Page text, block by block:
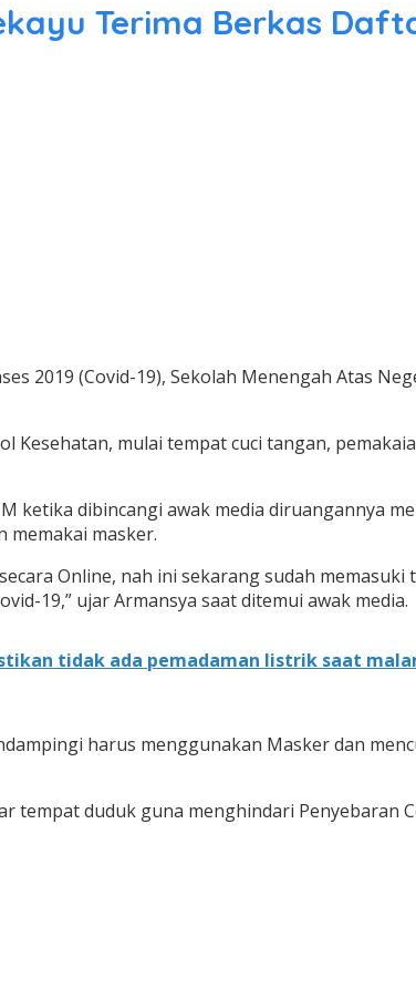
Terima Berkas
2019 (Covid-19), Sekolah Menengah Atas
mulai tempat cuci tangan,
ketika dibincangi awak media diruangannya
memakai masker.
Online, nah ini sekarang sudah
19,” ujar Armansya saat ditemui awak media.
tidak ada pemadaman listrik saat
harus menggunakan Masker dan
tempat duduk guna menghindari Penyebaran